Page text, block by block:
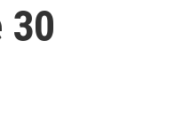
30